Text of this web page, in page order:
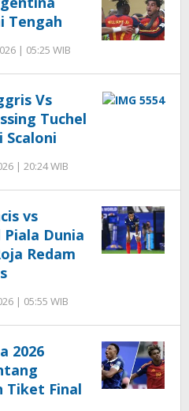
Tengah
| 05:25 WIB
Vs
Tuchel
Scaloni
| 20:24 WIB
vs
Dunia
Redam
| 05:55 WIB
2026
Tiket Final